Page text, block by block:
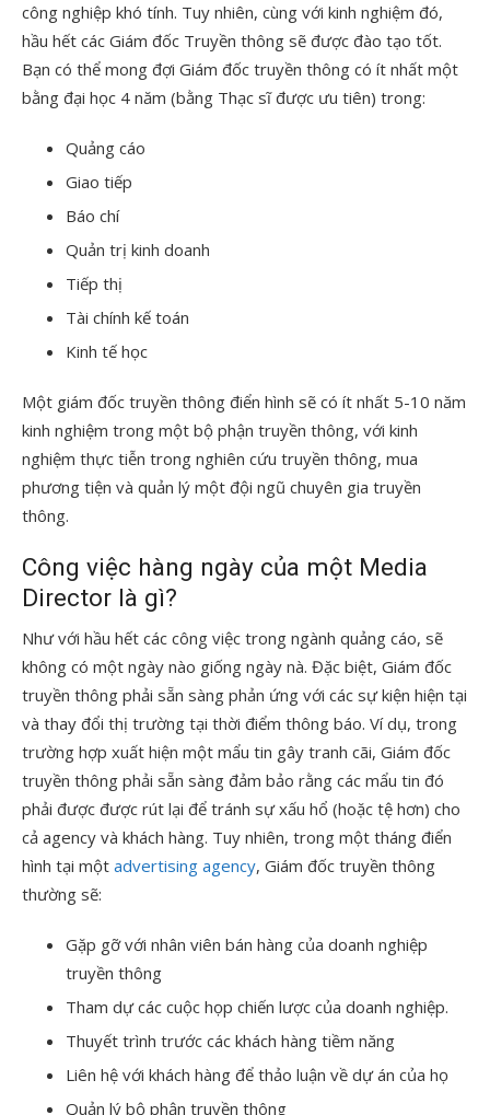
công nghiệp khó tính. Tuy nhiên, cùng với kinh nghiệm đó,
hầu hết các Giám đốc Truyền thông sẽ được đào tạo tốt.
Bạn có thể mong đợi Giám đốc truyền thông có ít nhất một
bằng đại học 4 năm (bằng Thạc sĩ được ưu tiên) trong:
Quảng cáo
Giao tiếp
Báo chí
Quản trị kinh doanh
Tiếp thị
Tài chính kế toán
Kinh tế học
Một giám đốc truyền thông điển hình sẽ có ít nhất 5-10 năm
kinh nghiệm trong một bộ phận truyền thông, với kinh
nghiệm thực tiễn trong nghiên cứu truyền thông, mua
phương tiện và quản lý một đội ngũ chuyên gia truyền
thông.
Công việc hàng ngày của một Media
Director là gì?
Như với hầu hết các công việc trong ngành quảng cáo, sẽ
không có một ngày nào giống ngày nà. Đặc biệt, Giám đốc
truyền thông phải sẵn sàng phản ứng với các sự kiện hiện tại
và thay đổi thị trường tại thời điểm thông báo. Ví dụ, trong
trường hợp xuất hiện một mẩu tin gây tranh cãi, Giám đốc
truyền thông phải sẵn sàng đảm bảo rằng các mẩu tin đó
phải được được rút lại để tránh sự xấu hổ (hoặc tệ hơn) cho
cả agency và khách hàng. Tuy nhiên, trong một tháng điển
hình tại một advertising agency, Giám đốc truyền thông
thường sẽ:
Gặp gỡ với nhân viên bán hàng của doanh nghiệp
truyền thông
Tham dự các cuộc họp chiến lược của doanh nghiệp.
Thuyết trình trước các khách hàng tiềm năng
Liên hệ với khách hàng để thảo luận về dự án của họ
Quản lý bộ phận truyền thông